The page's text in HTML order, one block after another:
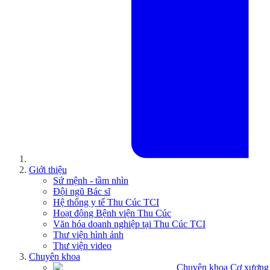
Giới thiệu
Sứ mệnh - tầm nhìn
Đội ngũ Bác sĩ
Hệ thống y tế Thu Cúc TCI
Hoạt động Bệnh viện Thu Cúc
Văn hóa doanh nghiệp tại Thu Cúc TCI
Thư viện hình ảnh
Thư viện video
Chuyên khoa
Chuyên khoa Cơ